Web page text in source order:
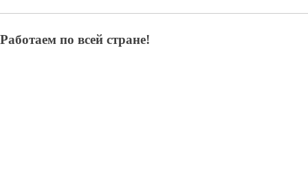
Работаем по всей стране!